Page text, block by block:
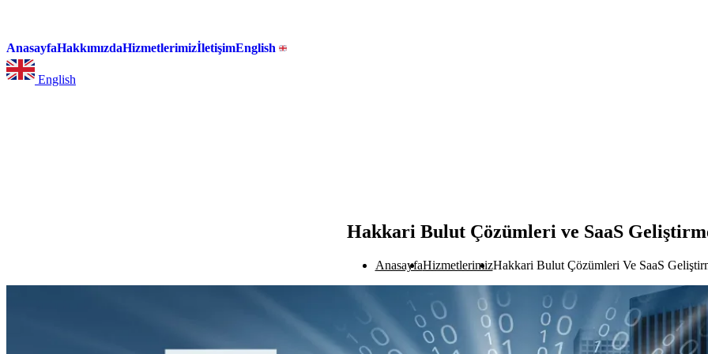
AnasayfaHakkımızdaHizmetlerimizİletişimEnglish
English
Hakkari Bulut Çözümleri ve SaaS
AnasayfaHizmetlerimizHakkari Bulut Çözümleri Ve SaaS